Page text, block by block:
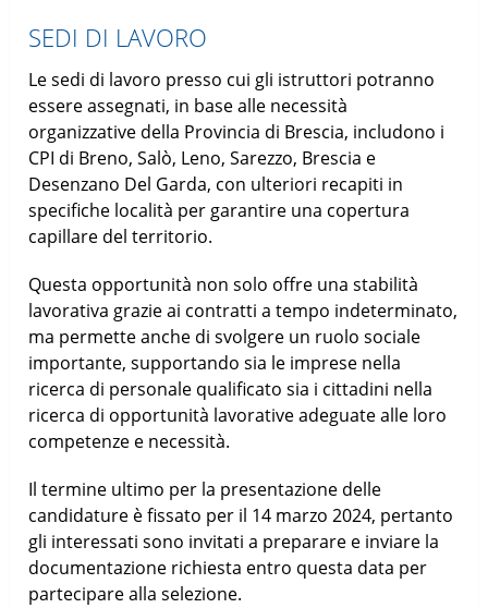
SEDI DI LAVORO
Le sedi di lavoro presso cui gli istruttori potranno
essere assegnati, in base alle necessità
organizzative della Provincia di Brescia, includono i
CPI di Breno, Salò, Leno, Sarezzo, Brescia e
Desenzano Del Garda, con ulteriori recapiti in
specifiche località per garantire una copertura
capillare del territorio.
Questa opportunità non solo offre una stabilità
lavorativa grazie ai contratti a tempo indeterminato,
ma permette anche di svolgere un ruolo sociale
importante, supportando sia le imprese nella
ricerca di personale qualificato sia i cittadini nella
ricerca di opportunità lavorative adeguate alle loro
competenze e necessità.
Il termine ultimo per la presentazione delle
candidature è fissato per il 14 marzo 2024, pertanto
gli interessati sono invitati a preparare e inviare la
documentazione richiesta entro questa data per
partecipare alla selezione.